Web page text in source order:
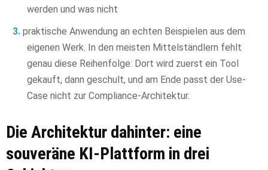
werden und was nicht
praktische Anwendung an echten Beispielen aus dem
eigenen Werk. In den meisten Mittelständlern fehlt
genau diese Reihenfolge: Dort wird zuerst ein Tool
gekauft, dann geschult, und am Ende passt der Use-
Case nicht zur Compliance-Architektur.
Die Architektur dahinter: eine
souveräne KI-Plattform in drei